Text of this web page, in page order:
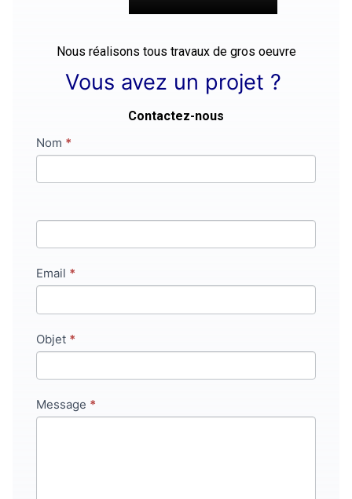
Nous réalisons tous travaux de gros oeuvre
Vous avez un projet ?
Contactez-nous
Contact
Nom *
Email *
Objet *
Message *
Si
vous
êtes
humain,
pas
champ.